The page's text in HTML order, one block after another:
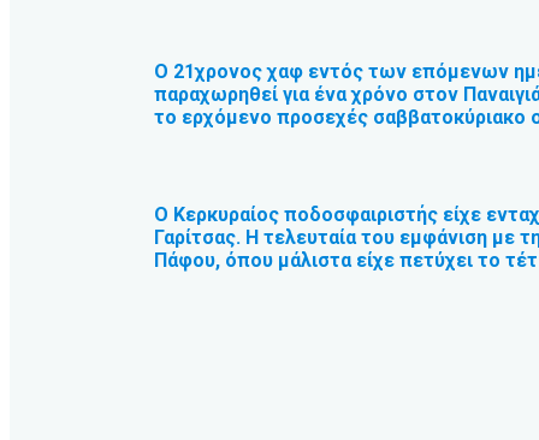
Ο 21χρονος χαφ εντός των επόμενων
παραχωρηθεί για ένα χρόνο στον
το ερχόμενο προσεχές σαββατοκύριακο
Ο Κερκυραίος ποδοσφαιριστής είχε
Γαρίτσας. Η τελευταία του εμφάνιση με
Πάφου, όπου μάλιστα είχε πετύχει το